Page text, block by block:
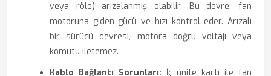
veya röle) arızalanmış olabilir. Bu devre, fan
motoruna giden gücü ve hızı kontrol eder. Arızalı
bir sürücü devresi, motora doğru voltajı veya
komutu iletemez.
Kablo Bağlantı Sorunları: İç ünite kartı ile fan